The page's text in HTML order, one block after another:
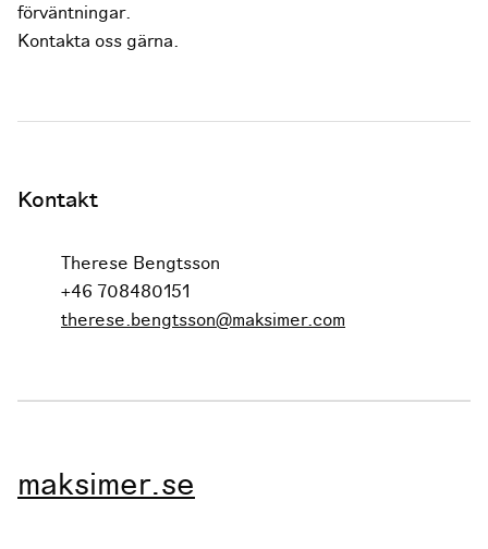
förväntningar.
Kontakta oss gärna.
Kontakt
Therese Bengtsson
+46 708480151
therese.bengtsson@maksimer.com
maksimer.se